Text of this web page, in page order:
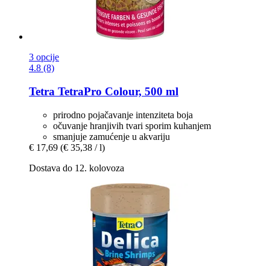
3 opcije
4.8 (8)
Tetra TetraPro Colour, 500 ml
prirodno pojačavanje intenziteta boja
očuvanje hranjivih tvari sporim kuhanjem
smanjuje zamućenje u akvariju
€ 17,69 (€ 35,38 / l)
Dostava do 12. kolovoza